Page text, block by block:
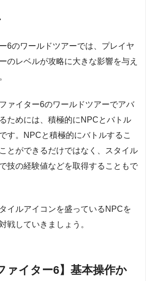
6のワールドツアーでは、プレイヤ
のレベルが攻略に大きな影響を与え
ァイター6のワールドツアーでアバ
ためには、積極的にNPCとバトル
す。NPCと積極的にバトルするこ
とができるだけではなく、スタイル
技の経験値などを取得することもで
イルアイコンを盛っているNPCを
戦していきましょう。
ァイター6】基本操作か